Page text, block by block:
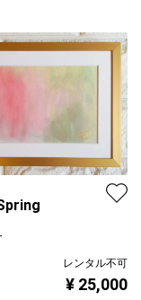
レンタル不可
¥ 25,000